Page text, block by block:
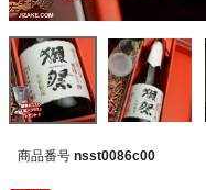
商品番号 nsst0086c00